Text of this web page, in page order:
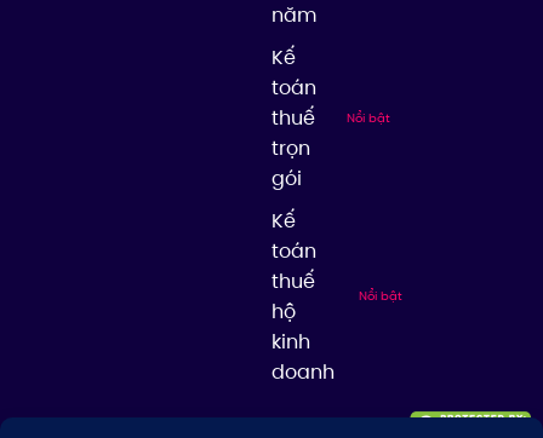
năm
Kế
toán
thuế
trọn
gói
Nổi bật
Kế
toán
thuế
hộ
kinh
doanh
Nổi bật